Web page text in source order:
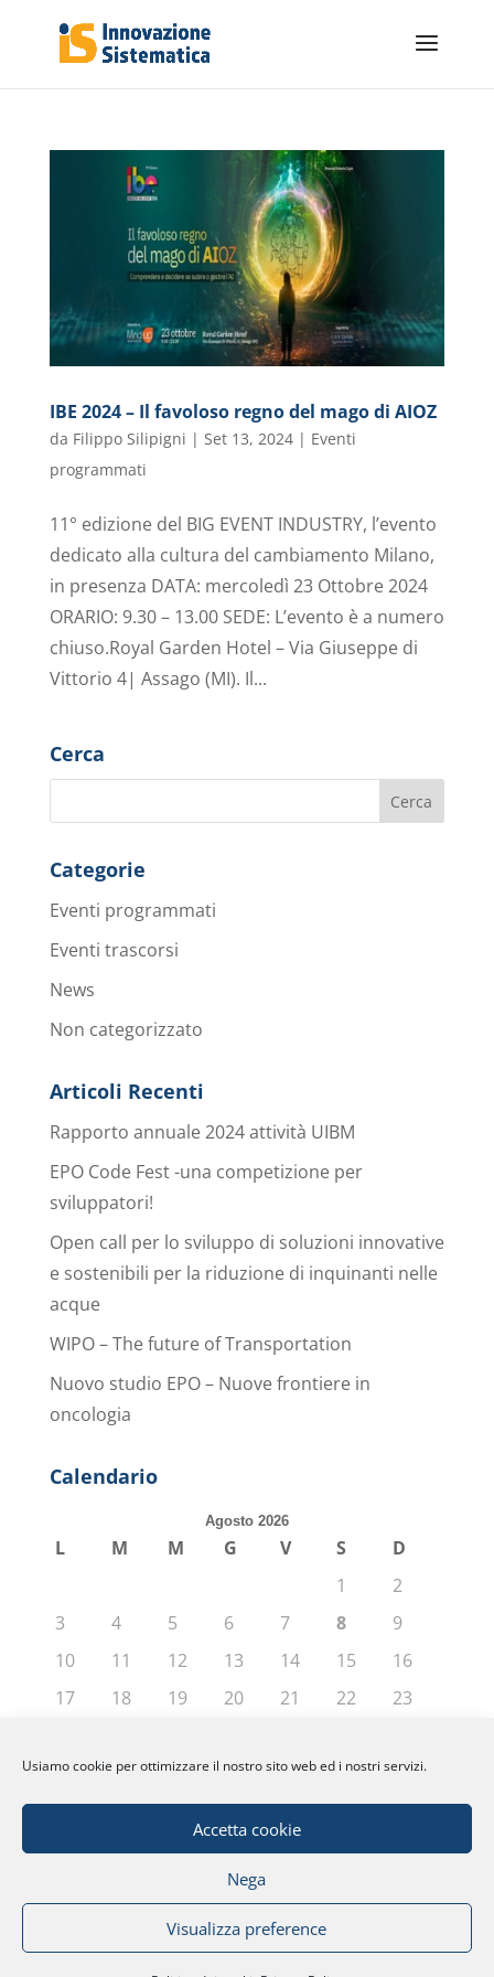
Usiamo cookie per ottimizzare il nostro sito web ed i nostri servizi.
Accetta cookie
Nega
Visualizza preference
IBE 2024 – Il favoloso regno del mago di AIOZ
da Filippo Silipigni | Set 13, 2024| Eventi
programmati
11° edizione del BIG EVENT INDUSTRY, l’evento
dedicato alla cultura del cambiamento Milano,
in presenza DATA: mercoledì 23 Ottobre 2024
ORARIO: 9.30 – 13.00 SEDE: L’evento è a numero
chiuso.Royal Garden Hotel – Via Giuseppe di
Vittorio 4| Assago (MI). Il...
Cerca
Categorie
Eventi programmati
Eventi trascorsi
News
Non categorizzato
Articoli Recenti
Rapporto annuale 2024 attività UIBM
EPO Code Fest -una competizione per
sviluppatori!
Open call per lo sviluppo di soluzioni innovative
e sostenibili per la riduzione di inquinanti nelle
acque
WIPO – The future of Transportation
Nuovo studio EPO – Nuove frontiere in
oncologia
Calendario
Agosto 2026
L M M G V S
D
1
2
3
4 5 6 7 8
9
10
11 12 13 14 15
16
17
18 19 20 21 22
23
31
« Giu
© Fondazione Politecnico di Milano | Partita
IVA: 04080270962 |Privacy|Note Legali|